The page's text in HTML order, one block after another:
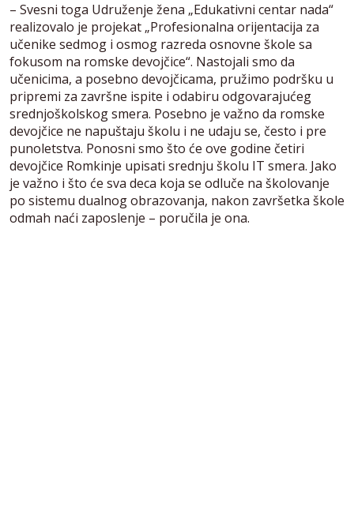
– Svesni toga Udruženje žena „Edukativni centar nada“
realizovalo je projekat „Profesionalna orijentacija za
učenike sedmog i osmog razreda osnovne škole sa
fokusom na romske devojčice“. Nastojali smo da
učenicima, a posebno devojčicama, pružimo podršku u
pripremi za završne ispite i odabiru odgovarajućeg
srednjoškolskog smera. Posebno je važno da romske
devojčice ne napuštaju školu i ne udaju se, često i pre
punoletstva. Ponosni smo što će ove godine četiri
devojčice Romkinje upisati srednju školu IT smera. Jako
je važno i što će sva deca koja se odluče na školovanje
po sistemu dualnog obrazovanja, nakon završetka škole
odmah naći zaposlenje – poručila je ona.